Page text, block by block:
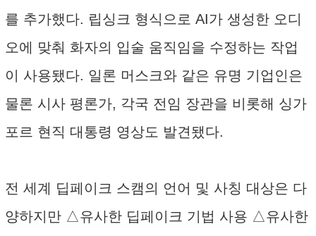
를 추가했다. 립싱크 형식으로 AI가 생성한 오디
오에 맞춰 화자의 입술 움직임을 수정하는 작업
이 사용됐다. 일론 머스크와 같은 유명 기업인은
물론 시사 평론가, 각국 전임 장관을 비롯해 싱가
포르 현직 대통령 영상도 발견됐다.
전 세계 딥페이크 스캠의 언어 및 사칭 대상은 다
양하지만 △유사한 딥페이크 기법 사용 △유사한